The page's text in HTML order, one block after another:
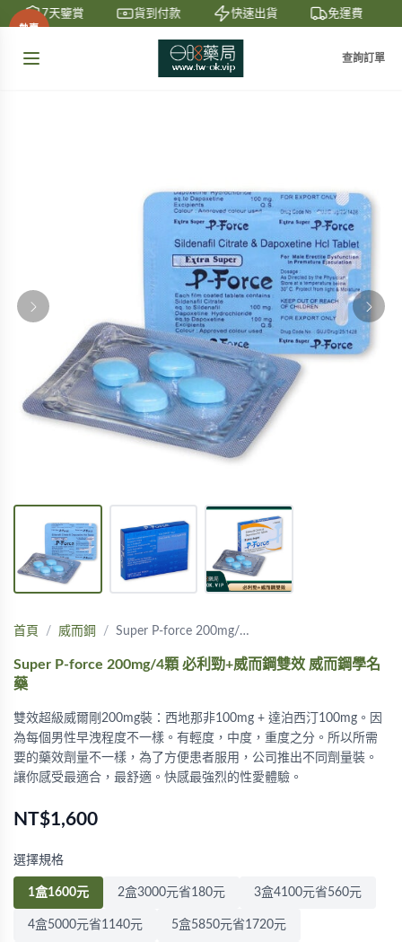
7天鑒賞 貨到付款 快速出貨 免運費
查詢訂單
熱賣
首頁 威而鋼 Super P-force 200mg/…
Super P-force 200mg/4顆 必利勁+威而鋼雙效 威而鋼學名
藥
雙效超級威爾剛200mg裝：西地那非100mg + 達泊西汀100mg。因
為每個男性早洩程度不一樣。有輕度，中度，重度之分。所以所需
要的藥效劑量不一樣，為了方便患者服用，公司推出不同劑量裝。
讓你感受最適合，最舒適。快感最強烈的性愛體驗。
NT$1,600
選擇規格
1盒1600元 2盒3000元省180元 3盒4100元省560元
4盒5000元省1140元 5盒5850元省1720元